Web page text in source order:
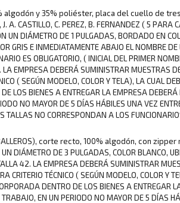
y 35% poliéster, placa del cuello de tres
A. CASTILLO, C. PEREZ, B. FERNANDEZ ( 5 PARA
UN DIÁMETRO DE 1 PULGADAS, BORDADO EN
GRIS E INMEDIATAMENTE ABAJO EL NOMBRE
ES OBLIGATORIO, ( INICIAL DEL PRIMER
EMPRESA DEBERÁ SUMINISTRAR MUESTRAS
( SEGÚN MODELO, COLOR Y TELA), LA CUAL
LOS BIENES A ENTREGAR LA EMPRESA
NO MAYOR DE 5 DÍAS HÁBILES UNA VEZ
TALLAS NO CORRESPONDAN A LOS
corte recto, 100% algodón, con
DE 3 PULGADAS, COLOR BLANCO,
42. LA EMPRESA DEBERÁ SUMINISTRAR
TÉCNICO ( SEGÚN MODELO, COLOR Y
DENTRO DE LOS BIENES A ENTREGAR
EN UN PERIODO NO MAYOR DE 5 DÍAS